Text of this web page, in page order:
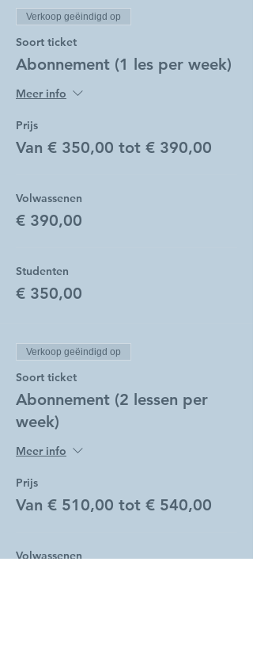
Verkoop geëindigd op
Soort ticket
Abonnement (1 les per week)
Meer info
Prijs
Van € 350,00 tot € 390,00
Volwassenen
€ 390,00
Studenten
€ 350,00
Verkoop geëindigd op
Soort ticket
Abonnement (2 lessen per
week)
Meer info
Prijs
Van € 510,00 tot € 540,00
Volwassenen